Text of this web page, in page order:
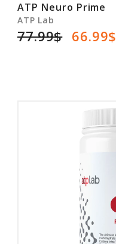
ATP Neuro Prime
ATP Lab
77.99$ 66.99$